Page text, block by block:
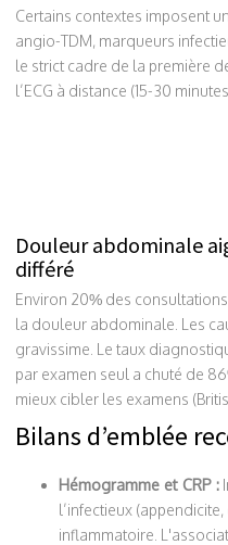
Certains contextes imposent
angio-TDM, marqueurs
le strict cadre de la première
l’ECG à distance (15-30
Douleur abdominale
différé
Environ 20% des
la douleur abdominale. Les
gravissime. Le taux
par examen seul a chuté de
mieux cibler les examens
Bilans d’emblée
Hémogramme et CRP :
l’infectieux
inflammatoire.